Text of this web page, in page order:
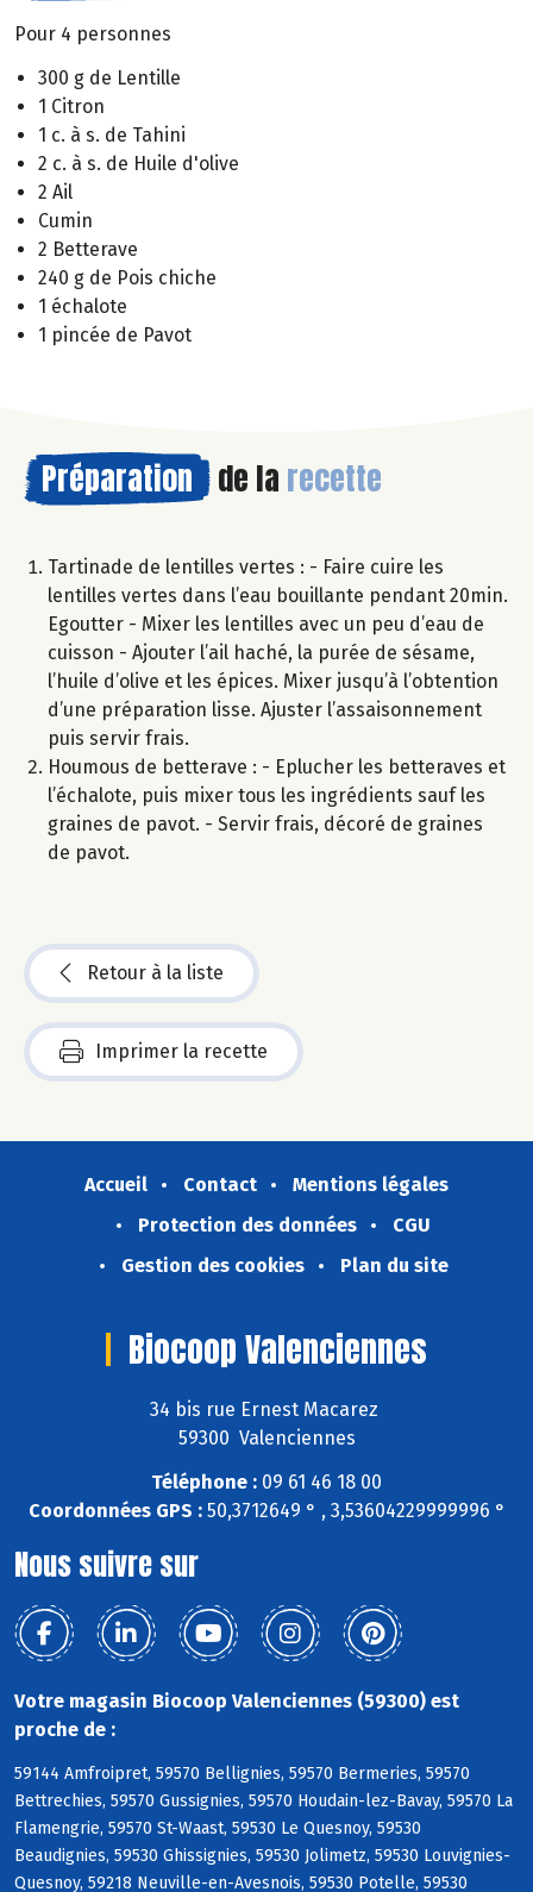
Pour 4 personnes
300 g de Lentille
1 Citron
1 c. à s. de Tahini
2 c. à s. de Huile d'olive
2 Ail
Cumin
2 Betterave
240 g de Pois chiche
1 échalote
1 pincée de Pavot
Préparation de la recette
Tartinade de lentilles vertes : - Faire cuire les
lentilles vertes dans l’eau bouillante pendant 20min.
Egoutter - Mixer les lentilles avec un peu d’eau de
cuisson - Ajouter l’ail haché, la purée de sésame,
l’huile d’olive et les épices. Mixer jusqu’à l’obtention
d’une préparation lisse. Ajuster l’assaisonnement
puis servir frais.
Houmous de betterave : - Eplucher les betteraves et
l’échalote, puis mixer tous les ingrédients sauf les
graines de pavot. - Servir frais, décoré de graines
de pavot.
Retour à la liste
Imprimer la recette
Accueil Contact
Mentions légales
Protection des données
CGU
Gestion des cookies
Plan du site
Biocoop Valenciennes
34 bis rue Ernest Macarez
59300 Valenciennes
Téléphone : 09 61 46 18 00
Coordonnées GPS :50,3712649 ° , 3,53604229999996 °
Nous suivre sur
Votre magasin Biocoop Valenciennes (59300) est
proche de :
59144 Amfroipret, 59570 Bellignies, 59570 Bermeries, 59570
Bettrechies, 59570 Gussignies, 59570 Houdain-lez-Bavay, 59570 La
Flamengrie, 59570 St-Waast, 59530 Le Quesnoy, 59530
Beaudignies, 59530 Ghissignies, 59530 Jolimetz, 59530 Louvignies-
Quesnoy, 59218 Neuville-en-Avesnois, 59530 Potelle, 59530